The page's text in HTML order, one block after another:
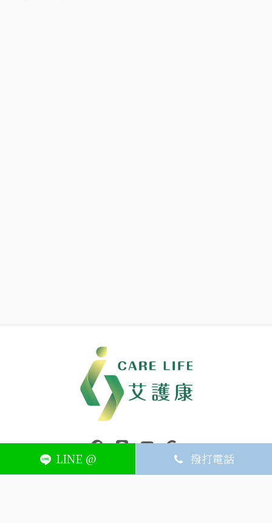
LINE @ 撥打電話
中壢醫療器材｜醫療器材補助｜出院醫療器材｜平鎮醫療器材｜艾
連結到facebook(另開視窗)
連結到Line(另開視窗)
連結到Youtube(另開視窗)
ABOUT